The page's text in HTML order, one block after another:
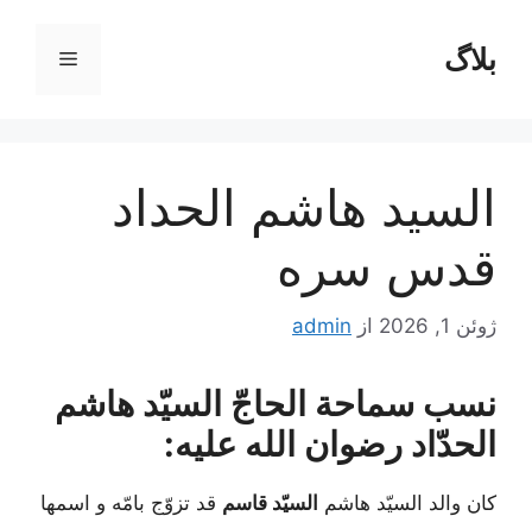
محتوابلاگ فهرست
السيد هاشم الحداد
قدس سره
ژوئن 1, 2026 از admin
نسب سماحة الحاجّ السيّد هاشم
الحدّاد رضوان الله عليه:
كان والد السيّد هاشم السيّد قاسم قد تزوّج بامّه و اسمها